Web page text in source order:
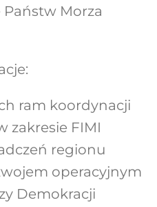
Państw Morza
ram koordynacji
zakresie FIMI
regionu
operacyjnym
Demokracji